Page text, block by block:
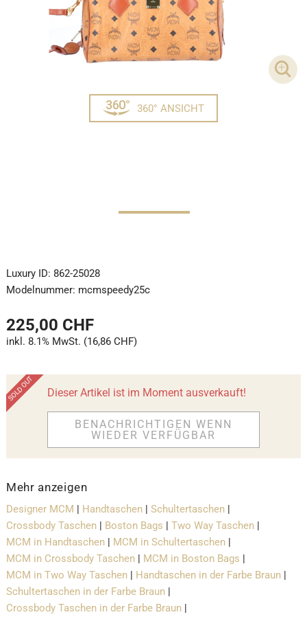
360° ANSICHT
Luxury ID: 862-25028
Modelnummer: mcmspeedy25c
225,00 CHF
inkl. 8.1% MwSt. (16,86 CHF)
Dieser Artikel ist im Moment ausverkauft!
BENACHRICHTIGEN WENN
WIEDER VERFÜGBAR
Mehr anzeigen
Designer MCM | Handtaschen | Schultertaschen |
Crossbody Taschen | Boston Bags | Two Way Taschen |
MCM in Handtaschen | MCM in Schultertaschen |
MCM in Crossbody Taschen | MCM in Boston Bags |
MCM in Two Way Taschen | Handtaschen in der Farbe Braun |
Schultertaschen in der Farbe Braun |
Crossbody Taschen in der Farbe Braun |